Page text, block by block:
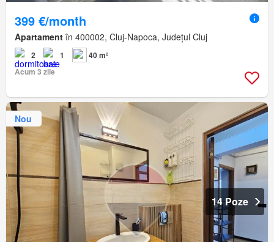
399 €/month
Apartament în 400002, Cluj-Napoca, Județul Cluj
2 1
40 m²
Acum 3 zile
Nou
14 Poze